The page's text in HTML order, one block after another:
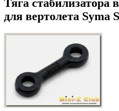
Тяга стабилизатора
для вертолета Syma